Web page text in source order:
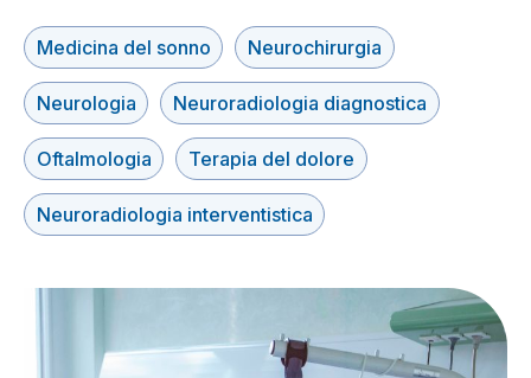
Medicina del sonno Neurochirurgia
Neurologia Neuroradiologia diagnostica
Oftalmologia Terapia del dolore
Neuroradiologia interventistica